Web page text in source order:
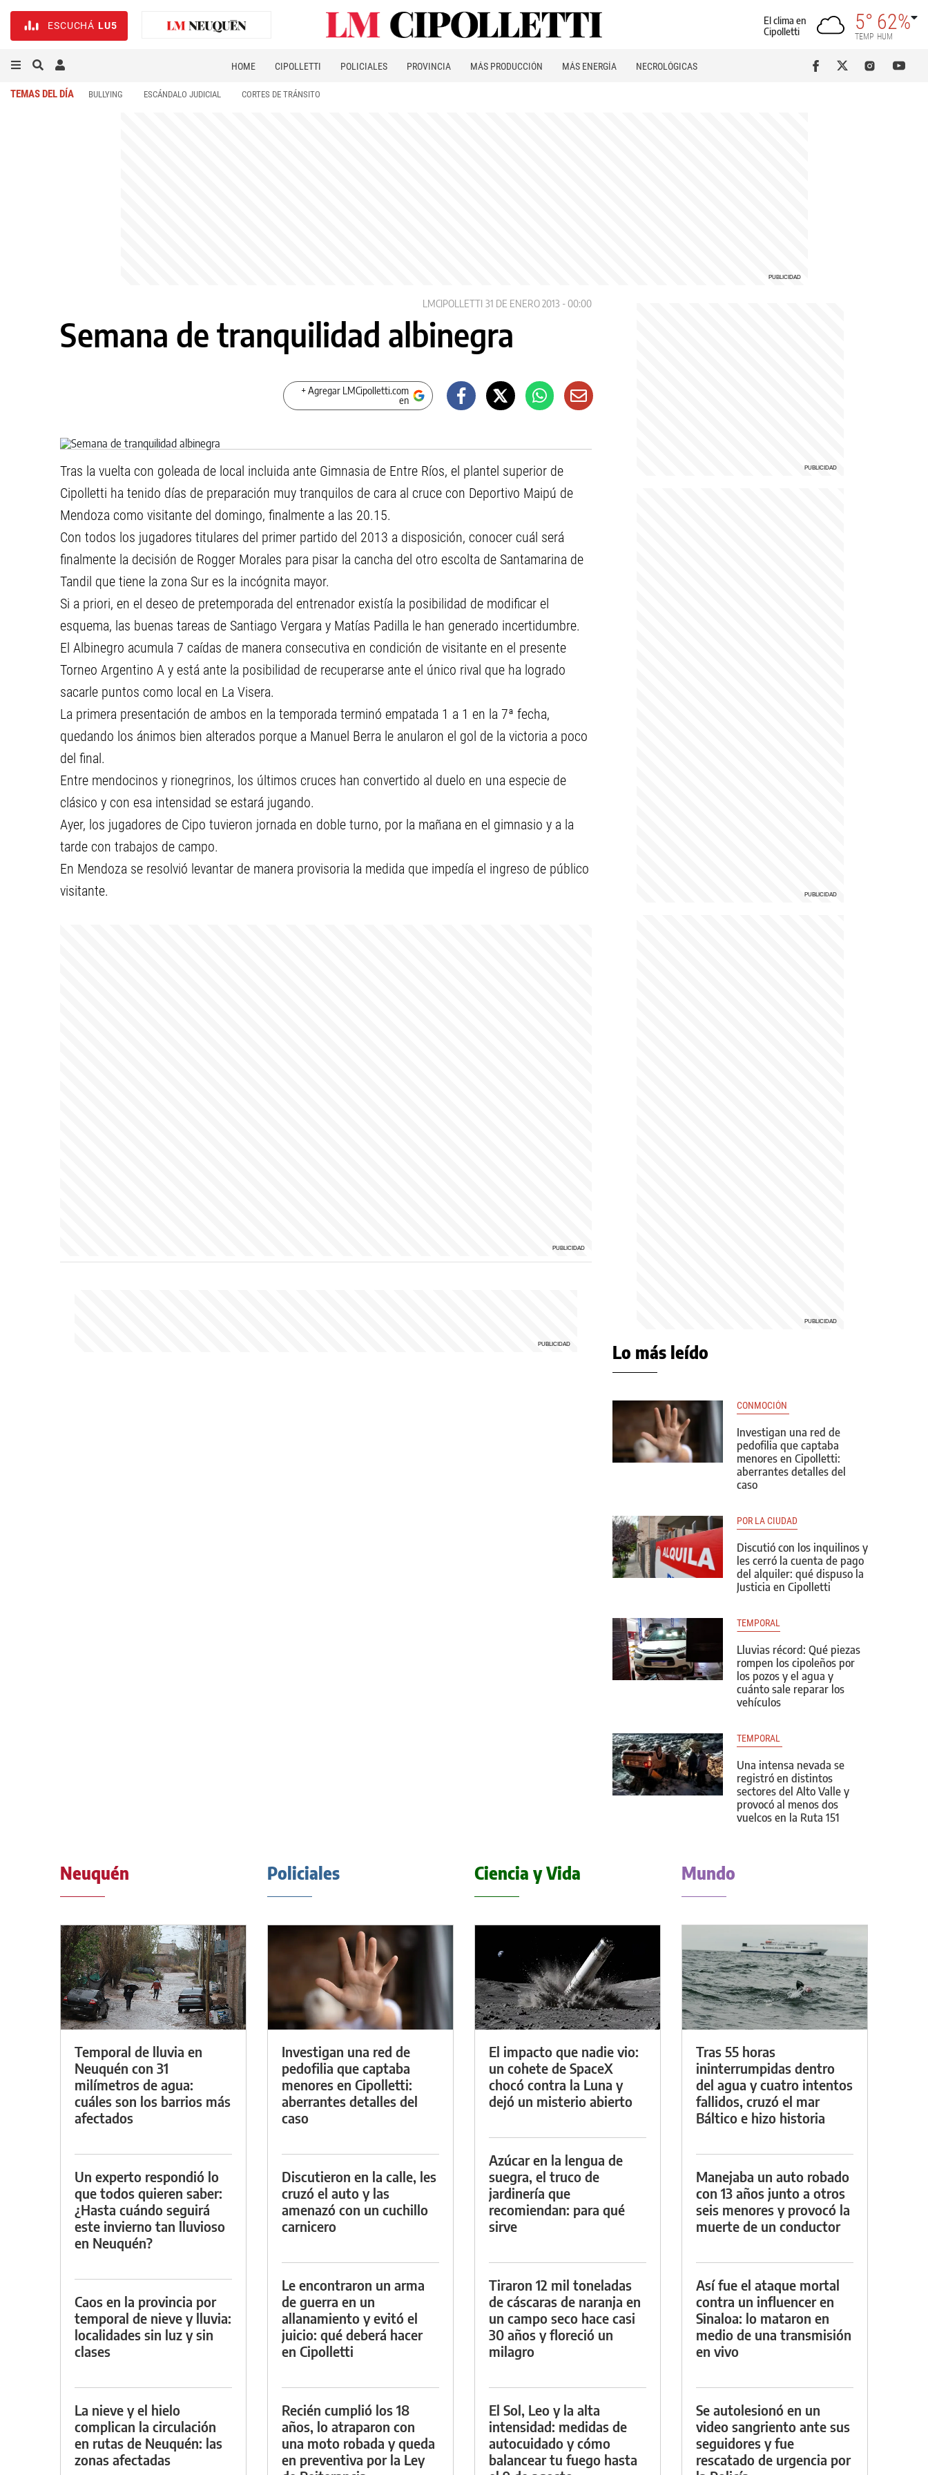
ESCUCHÁ LU5
El clima en
Cipolletti
5°
TEMP
62%
HUM
HOME CIPOLLETTI POLICIALES PROVINCIA MÁS PRODUCCIÓN MÁS ENERGÍA NECROLÓGICAS
TEMAS DEL DÍA BULLYING ESCÁNDALO JUDICIAL CORTES DE TRÁNSITO
LMCIPOLLETTI 31 DE ENERO 2013 - 00:00
Semana de tranquilidad albinegra
+ Agregar LMCipolletti.com
en
Tras la vuelta con goleada de local incluida ante Gimnasia de Entre Ríos, el plantel superior de
Cipolletti ha tenido días de preparación muy tranquilos de cara al cruce con Deportivo Maipú de
Mendoza como visitante del domingo, finalmente a las 20.15.
Con todos los jugadores titulares del primer partido del 2013 a disposición, conocer cuál será
finalmente la decisión de Rogger Morales para pisar la cancha del otro escolta de Santamarina de
Tandil que tiene la zona Sur es la incógnita mayor.
Si a priori, en el deseo de pretemporada del entrenador existía la posibilidad de modificar el
esquema, las buenas tareas de Santiago Vergara y Matías Padilla le han generado incertidumbre.
El Albinegro acumula 7 caídas de manera consecutiva en condición de visitante en el presente
Torneo Argentino A y está ante la posibilidad de recuperarse ante el único rival que ha logrado
sacarle puntos como local en La Visera.
La primera presentación de ambos en la temporada terminó empatada 1 a 1 en la 7ª fecha,
quedando los ánimos bien alterados porque a Manuel Berra le anularon el gol de la victoria a poco
del final.
Entre mendocinos y rionegrinos, los últimos cruces han convertido al duelo en una especie de
clásico y con esa intensidad se estará jugando.
Ayer, los jugadores de Cipo tuvieron jornada en doble turno, por la mañana en el gimnasio y a la
tarde con trabajos de campo.
En Mendoza se resolvió levantar de manera provisoria la medida que impedía el ingreso de público
visitante.
Lo más leído
CONMOCIÓN
Investigan una red de
pedofilia que captaba
menores en Cipolletti:
aberrantes detalles del
caso
POR LA CIUDAD
Discutió con los inquilinos y
les cerró la cuenta de pago
del alquiler: qué dispuso la
Justicia en Cipolletti
TEMPORAL
Lluvias récord: Qué piezas
rompen los cipoleños por
los pozos y el agua y
cuánto sale reparar los
vehículos
TEMPORAL
Una intensa nevada se
registró en distintos
sectores del Alto Valle y
provocó al menos dos
vuelcos en la Ruta 151
Neuquén
Temporal de lluvia en
Neuquén con 31
milímetros de agua:
cuáles son los barrios más
afectados
Un experto respondió lo
que todos quieren saber:
¿Hasta cuándo seguirá
este invierno tan lluvioso
en Neuquén?
Caos en la provincia por
temporal de nieve y lluvia:
localidades sin luz y sin
clases
La nieve y el hielo
complican la circulación
en rutas de Neuquén: las
zonas afectadas
Policiales
Investigan una red de
pedofilia que captaba
menores en Cipolletti:
aberrantes detalles del
caso
Discutieron en la calle, les
cruzó el auto y las
amenazó con un cuchillo
carnicero
Le encontraron un arma
de guerra en un
allanamiento y evitó el
juicio: qué deberá hacer
en Cipolletti
Recién cumplió los 18
años, lo atraparon con
una moto robada y queda
en preventiva por la Ley
Ciencia y Vida
El impacto que nadie vio:
un cohete de SpaceX
chocó contra la Luna y
dejó un misterio abierto
Azúcar en la lengua de
suegra, el truco de
jardinería que
recomiendan: para qué
sirve
Tiraron 12 mil toneladas
de cáscaras de naranja en
un campo seco hace casi
30 años y floreció un
milagro
El Sol, Leo y la alta
intensidad: medidas de
autocuidado y cómo
balancear tu fuego hasta
Mundo
Tras 55 horas
ininterrumpidas dentro
del agua y cuatro intentos
fallidos, cruzó el mar
Báltico e hizo historia
Manejaba un auto robado
con 13 años junto a otros
seis menores y provocó la
muerte de un conductor
Así fue el ataque mortal
contra un influencer en
Sinaloa: lo mataron en
medio de una transmisión
en vivo
Se autolesionó en un
video sangriento ante sus
seguidores y fue
rescatado de urgencia por